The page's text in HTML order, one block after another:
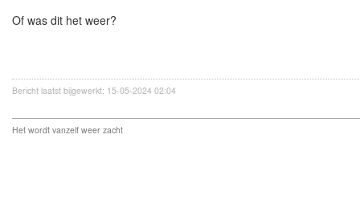
Of was dit het weer?
Bericht laatst bijgewerkt: 15-05-2024 02:04
Het wordt vanzelf weer zacht